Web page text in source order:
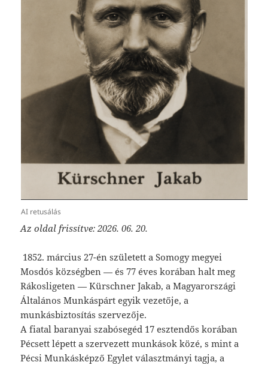
AI retusálás
Az oldal frissítve: 2026. 06. 20.
1852. március 27-én született a Somogy megyei
Mosdós községben — és 77 éves korában halt meg
Rákosligeten — Kürschner Jakab, a Magyarországi
Általános Munkáspárt egyik vezetője, a
munkásbiztosítás szervezője.
A fiatal baranyai szabósegéd 17 esztendős korában
Pécsett lépett a szervezett munkások közé, s mint a
Pécsi Munkásképző Egylet választmányi tagja, a